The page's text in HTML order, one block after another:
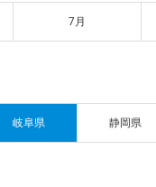
7月
岐阜県 静岡県